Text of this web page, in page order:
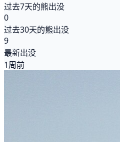
过去7天的熊出没
0
过去30天的熊出没
9
最新出没
1周前